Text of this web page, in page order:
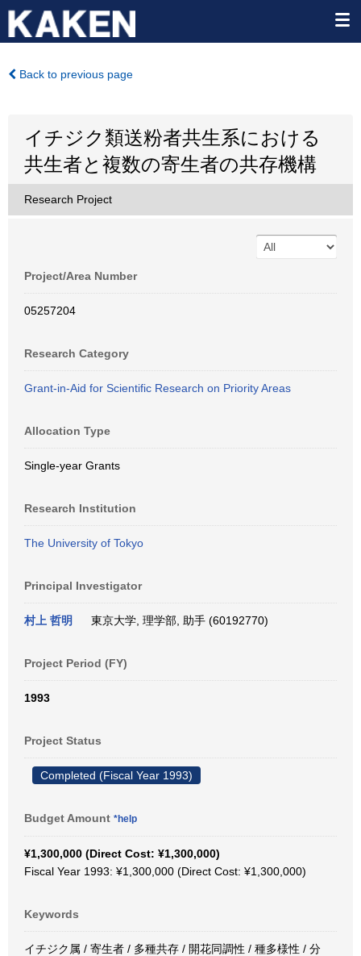
Back to previous page
イチジク類送粉者共生系における
共生者と複数の寄生者の共存機構
Research Project
Project/Area Number
05257204
Research Category
Grant-in-Aid for Scientific Research on Priority Areas
Allocation Type
Single-year Grants
Research Institution
The University of Tokyo
Principal Investigator
村上 哲明 東京大学, 理学部, 助手 (60192770)
Project Period (FY)
1993
Project Status
Completed (Fiscal Year 1993)
Budget Amount *help
¥1,300,000 (Direct Cost: ¥1,300,000)
Fiscal Year 1993: ¥1,300,000 (Direct Cost: ¥1,300,000)
Keywords
イチジク属 / 寄生者 / 多種共存 / 開花同調性 / 種多様性 / 分